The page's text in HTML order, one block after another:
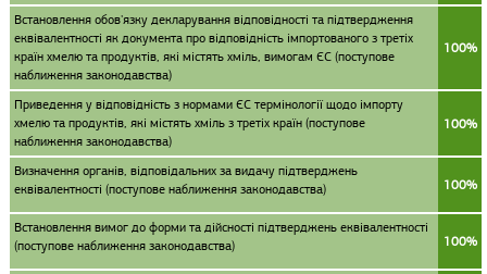
Встановлення обов'язку декларування відповідності та підтвердження
еквівалентності як документа про відповідність імпортованого з третіх
країн хмелю та продуктів, які містять хміль, вимогам ЄС (поступове
наближення законодавства)
100%
Приведення у відповідність з нормами ЄС термінології щодо імпорту
хмелю та продуктів, які містять хміль з третіх країн (поступове
наближення законодавства)
100%
Визначення органів, відповідальних за видачу підтверджень
еквівалентності (поступове наближення законодавства)
100%
Встановлення вимог до форми та дійсності підтверджень еквівалентності
(поступове наближення законодавства)
100%